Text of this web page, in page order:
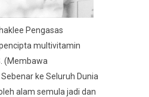
Pengasas
multivitamin
(Membawa
ke Seluruh Dunia
alam semula jadi dan